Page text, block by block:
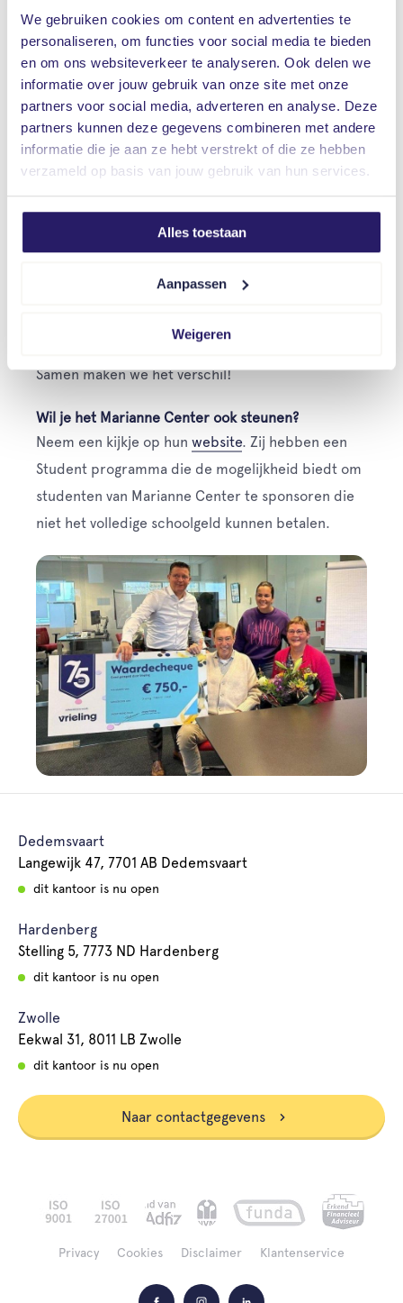
We gebruiken cookies om content en advertenties te
personaliseren, om functies voor social media te bieden
en om ons websiteverkeer te analyseren. Ook delen we
informatie over jouw gebruik van onze site met onze
partners voor social media, adverteren en analyse. Deze
partners kunnen deze gegevens combineren met andere
informatie die je aan ze hebt verstrekt of die ze hebben
verzameld op basis van jouw gebruik van hun services.
Alles toestaan
Aanpassen
Weigeren
zetten zich in om het leven van jongeren in Kenia te
verbeteren, en dat waarderen wij enorm. Deze
betrokkenheid belonen we graag met een donatie.
Zo laten we zien dat we niet alleen dichtbij, maar
ook verder weg het verschil kunnen maken –
zolang er maar een lokale verbinding is.
Meld jouw initiatief aan en maak kans op steun
Heeft jouw project deze keer geen cheque
t/m mei 2025 geldig. Heb je nog geen initiatief
Vrieling Adviesgroep | Vrieling Goede Doelen
Samen maken we het verschil!
Wil je het Marianne Center ook steunen?
Neem een kijkje op hun website. Zij hebben een
Student programma die de mogelijkheid biedt om
studenten van Marianne Center te sponsoren die
niet het volledige schoolgeld kunnen betalen.
Dedemsvaart
Langewijk 47, 7701 AB Dedemsvaart
dit kantoor is nu open
Hardenberg
Stelling 5, 7773 ND Hardenberg
dit kantoor is nu open
Zwolle
Eekwal 31, 8011 LB Zwolle
dit kantoor is nu open
Naar contactgegevens
Privacy Cookies Disclaimer Klantenservice